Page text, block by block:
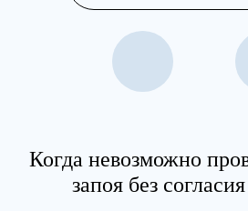
Когда невозможно
запоя без